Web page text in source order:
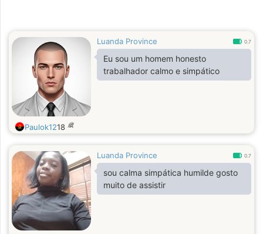
Luanda Province 0.7
Eu sou um homem honesto
trabalhador calmo e simpático
Paulok1218 歳
Luanda Province 0.7
sou calma simpática humilde gosto
muito de assistir